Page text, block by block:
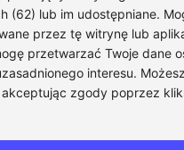
(62) lub im udostępniane.
przez tę witrynę lub
przetwarzać Twoje dane
interesu.
zgody poprzez
email nie zostanie
pola są oznaczone*